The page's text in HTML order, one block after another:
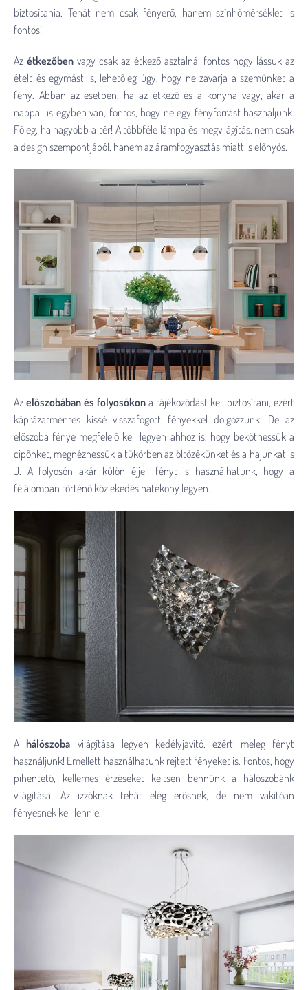
biztosítania. Tehát nem csak fényerő, hanem színhőmérséklet is
fontos!
Azétkezőben vagy csak az étkező asztalnál fontos hogy lássuk az
ételt és egymást is, lehetőleg úgy, hogy ne zavarja a szemünket a
fény. Abban az esetben, ha az étkező és a konyha vagy, akár a
nappali is egyben van, fontos, hogy ne egy fényforrást használjunk.
Főleg, ha nagyobb a tér! A többféle lámpa és megvilágítás, nem csak
a design szempontjából, hanem az áramfogyasztás miatt is előnyös.
Az előszobában és folyosókon a tájékozódást kell biztosítani, ezért
káprázatmentes kissé visszafogott fényekkel dolgozzunk! De az
előszoba fénye megfelelő kell legyen ahhoz is, hogy beköthessük a
cipőnket, megnézhessük a tükörben az öltözékünket és a hajunkat is
J. A folyosón akár külön éjjeli fényt is használhatunk, hogy a
félálomban történő közlekedés hatékony legyen.
A hálószoba világítása legyen kedélyjavító, ezért meleg fényt
használjunk! Emellett használhatunk rejtett fényeket is. Fontos, hogy
pihentető, kellemes érzéseket keltsen bennünk a hálószobánk
világítása. Az izzóknak tehát elég erősnek, de nem vakítóan
fényesnek kell lennie.